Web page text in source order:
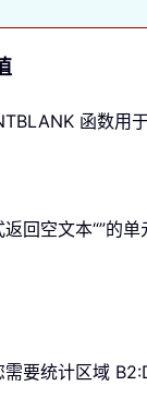
函数用
回空文本“”的
需要统计区域